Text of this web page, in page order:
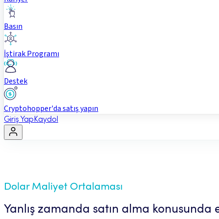
Basın
İştirak Programı
Destek
Cryptohopper'da satış yapın
Giriş Yap Kaydol
Dolar Maliyet Ortalaması
Yanlış zamanda satın alma konusunda